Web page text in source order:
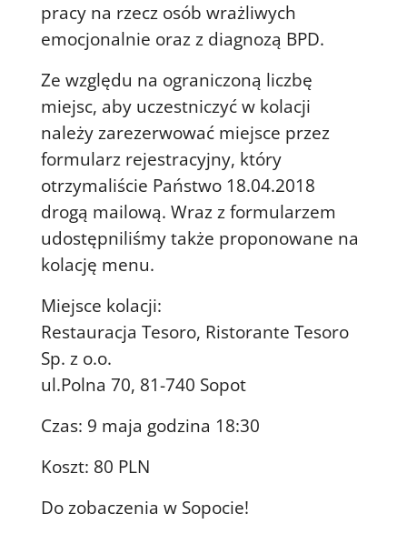
pracy na rzecz osób wrażliwych
emocjonalnie oraz z diagnozą BPD.
Ze względu na ograniczoną liczbę
miejsc, aby uczestniczyć w kolacji
należy zarezerwować miejsce przez
formularz rejestracyjny, który
otrzymaliście Państwo 18.04.2018
drogą mailową. Wraz z formularzem
udostępniliśmy także proponowane na
kolację menu.
Miejsce kolacji:
Restauracja Tesoro, Ristorante Tesoro
Sp. z o.o.
ul.Polna 70, 81-740 Sopot
Czas: 9 maja godzina 18:30
Koszt: 80 PLN
Do zobaczenia w Sopocie!